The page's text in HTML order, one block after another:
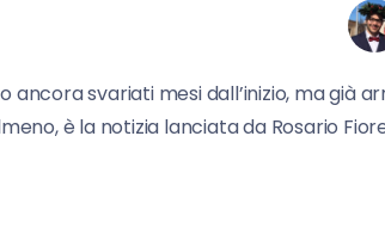
ancora svariati mesi dall’inizio, ma già
è la notizia lanciata da Rosario